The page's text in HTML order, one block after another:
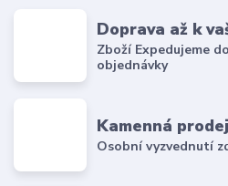
Doprava až k
Zboží Expedujeme
objednávky
Kamenná
Osobní vyzvednutí